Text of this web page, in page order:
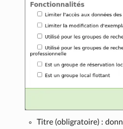
Titre (obligratoire) :